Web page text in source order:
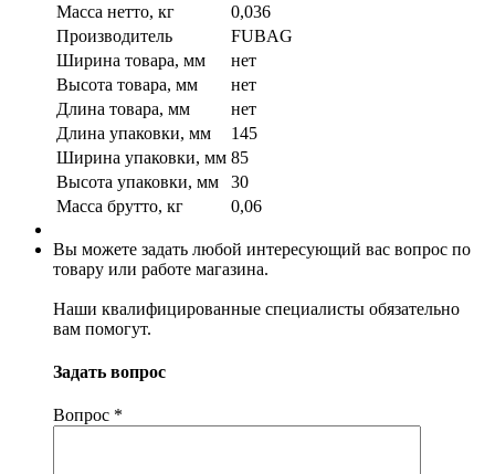
Масса нетто, кг
0,036
Производитель
FUBAG
Ширина товара, мм
нет
Высота товара, мм
нет
Длина товара, мм
нет
Длина упаковки, мм
145
Ширина упаковки, мм 85
Высота упаковки, мм
30
Масса брутто, кг
0,06
Вы можете задать любой интересующий вас вопрос по
товару или работе магазина.
Наши квалифицированные специалисты обязательно
вам помогут.
Задать вопрос
Вопрос *